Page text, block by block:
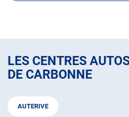
LES CENTRES
DE CARBONNE
AUTERIVE